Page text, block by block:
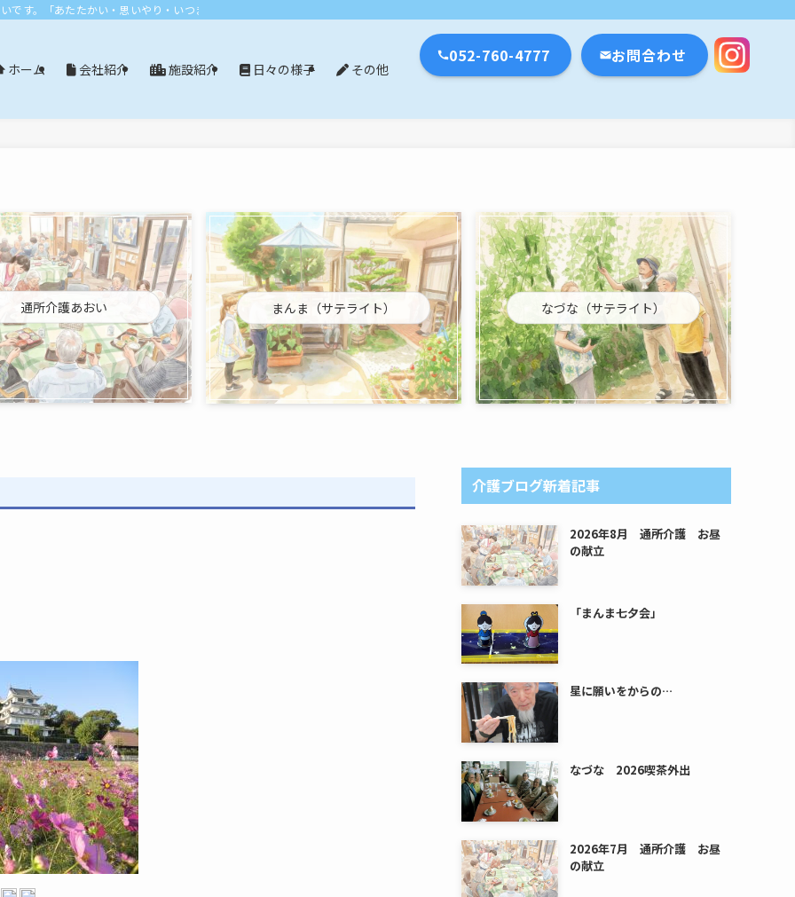
す。「あたたかい・思いやり・いつまでも」エリア：尾張旭市・長久手市・瀬戸市・名古屋市
ホーム 会社紹介 施設紹介 日々の様子 その他
052-760-4777 お問合わせ
通所介護あおい まんま（サテライト） なづな（サテライト）
介護ブログ新着記事
2026年8月 通所介護 お昼
の献立
「まんま七夕会」
星に願いをからの…
なづな 2026喫茶外出
2026年7月 通所介護 お昼
の献立